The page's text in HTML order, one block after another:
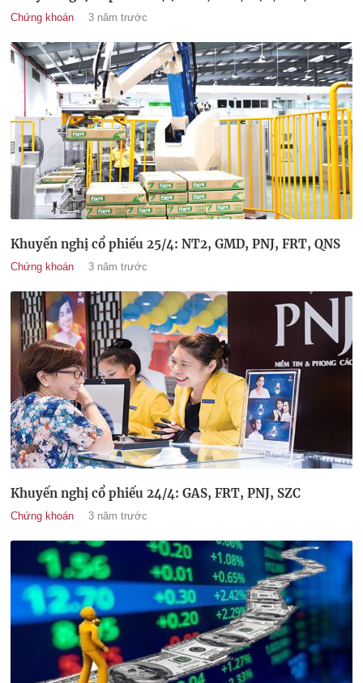
Chứng khoán 3 năm trước
Khuyến nghị cổ phiếu 25/4: NT2, GMD, PNJ, FRT, QNS
Chứng khoán 3 năm trước
Khuyến nghị cổ phiếu 24/4: GAS, FRT, PNJ, SZC
Chứng khoán 3 năm trước